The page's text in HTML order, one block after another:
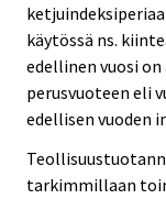
käytössä ns.
edellinen vuosi
perusvuoteen eli
edellisen vuoden
tarkimmillaan